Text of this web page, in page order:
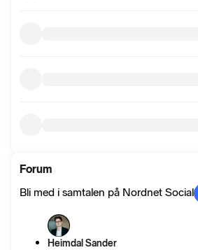
Forum
Bli med i samtalen på Nordnet Social
Heimdal Sander